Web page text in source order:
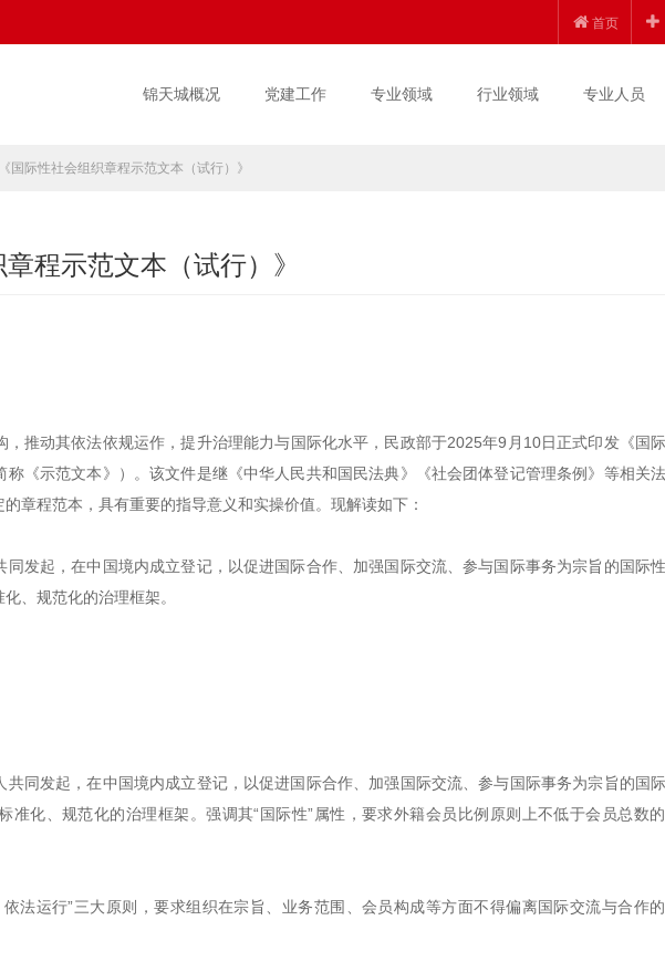
首页
锦天城概况 党建工作 专业领域 行业领域 专业人员
国际性社会组织章程示范文本（试行）》
程示范文本（试行）》
，推动其依法依规运作，提升治理能力与国际化水平，民政部于2025年9月10日正式印发《国
《示范文本》）。该文件是继《中华人民共和国民法典》《社会团体登记管理条例》等相关
章程范本，具有重要的指导意义和实操价值。现解读如下：
同发起，在中国境内成立登记，以促进国际合作、加强国际交流、参与国际事务为宗旨的国际
、规范化的治理框架。
同发起，在中国境内成立登记，以促进国际合作、加强国际交流、参与国际事务为宗旨的国
准化、规范化的治理框架。强调其“国际性”属性，要求外籍会员比例原则上不低于会员总数
法运行”三大原则，要求组织在宗旨、业务范围、会员构成等方面不得偏离国际交流与合作